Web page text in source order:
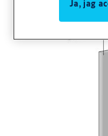
Ja, jag